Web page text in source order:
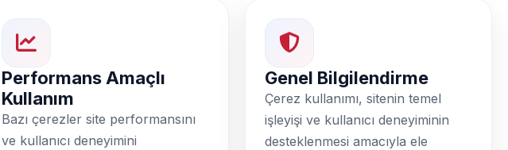
Performans Amaçlı
Kullanım
Bazı çerezler site performansını
ve kullanıcı deneyimini
Genel Bilgilendirme
Çerez kullanımı, sitenin temel
işleyişi ve kullanıcı deneyiminin
desteklenmesi amacıyla ele